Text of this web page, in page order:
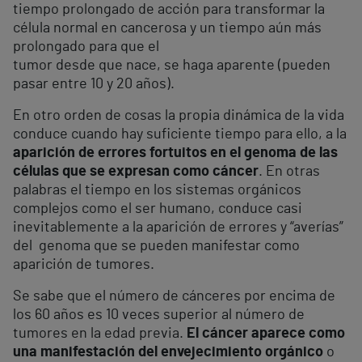
tiempo prolongado de acción para transformar la
célula normal en cancerosa y un tiempo aún más
prolongado para que el
tumor desde que nace, se haga aparente (pueden
pasar entre 10 y 20 años).
En otro orden de cosas la propia dinámica de la vida
conduce cuando hay suficiente tiempo para ello, a la
aparición de errores fortuitos en el genoma de las
células que se expresan como cáncer. En otras
palabras el tiempo en los sistemas orgánicos
complejos como el ser humano, conduce casi
inevitablemente a la aparición de errores y “averías”
del genoma que se pueden manifestar como
aparición de tumores.
Se sabe que el número de cánceres por encima de
los 60 años es 10 veces superior al número de
tumores en la edad previa. El cáncer aparece como
una manifestación del envejecimiento orgánico o